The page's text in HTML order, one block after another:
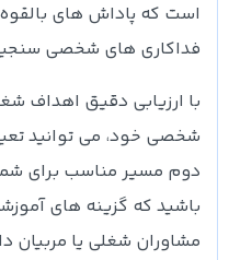
است که پاداش های بالقوه
فداکاری های شخصی
با ارزیابی دقیق اهداف
شخصی خود، می توانید
دوم مسیر مناسب برای
باشید که گزینه های
مشاوران شغلی یا مربیان